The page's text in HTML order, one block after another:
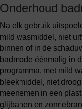
Onderhoud
Na elk gebruik
mild wasmiddel, niet
binnen of in de
badmode éénmalig in
programma, met mild
bleekmiddel, niet
meenemen in een
glijbanen en